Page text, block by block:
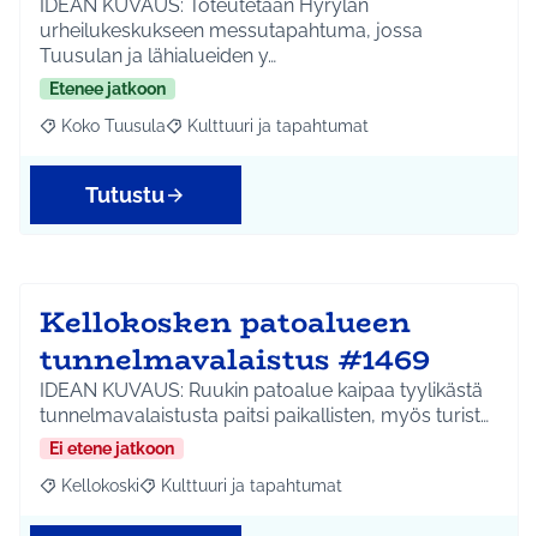
IDEAN KUVAUS: Toteutetaan Hyrylän
urheilukeskukseen messutapahtuma, jossa
Tuusulan ja lähialueiden y…
Etenee jatkoon
Rajaa tulokset aihepiirin mukaan: Koko Tuusula
Koko Tuusula Rajaa tulokset teeman mukaan: Kulttuuri ja
Kulttuuri ja tapahtumat
Tutustu
Kellokosken patoalueen
tunnelmavalaistus #1469
IDEAN KUVAUS: Ruukin patoalue kaipaa tyylikästä
tunnelmavalaistusta paitsi paikallisten, myös turist…
Ei etene jatkoon
Rajaa tulokset aihepiirin mukaan: Kellokoski
Kellokoski Rajaa tulokset teeman mukaan: Kulttuuri ja
Kulttuuri ja tapahtumat